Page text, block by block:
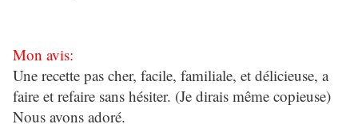
Mon avis:
Une recette pas cher, facile, familiale, et délicieuse, a
faire et refaire sans hésiter. (Je dirais même copieuse)
Nous avons adoré.